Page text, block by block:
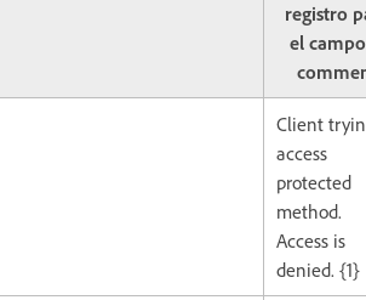
registro
el
Client
access
protected
method.
Access is
denied. {1}